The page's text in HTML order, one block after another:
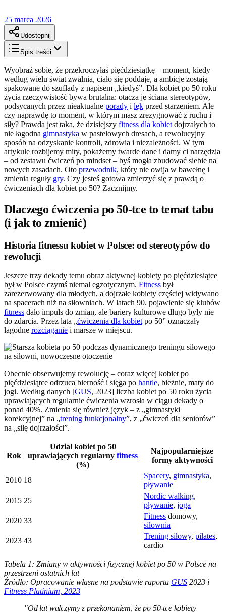
25 marca 2026
Udostępnij
Spis treści
Wyobraź sobie, że przekroczyłaś pięćdziesiątkę – moment, kiedy
według wielu świat zwalnia, ciało się poddaje, a ambicje zostają
spakowane do szuflady z napisem „kiedyś”. Dla kobiet po 50 roku
życia rzeczywistość bywa brutalna: otacza je ściana stereotypów,
podsycanych przez nieaktualne porady i lęk przed starzeniem. Ale
czy naprawdę to moment, w którym masz zrezygnować z ruchu i
siły? Prawda jest taka, że dzisiejszy fitness dla kobiet dojrzałych to
nie łagodna gimnastyka w pastelowych dresach, a rewolucyjny
sposób na odzyskanie kontroli, zdrowia i niezależności. W tym
artykule rozbijemy mity, pokażemy twarde dane i damy ci narzędzia
– od zestawu ćwiczeń po mindset – byś mogła zbudować siebie na
nowych zasadach. Oto przewodnik, który nie owija w bawełnę i
zmienia reguły gry. Czy jesteś gotowa zmierzyć się z prawdą o
ćwiczeniach dla kobiet po 50? Zacznijmy.
Dlaczego ćwiczenia po 50-tce to temat tabu
(i jak to zmienić)
Historia fitnessu kobiet w Polsce: od stereotypów do
rewolucji
Jeszcze trzy dekady temu obraz aktywnej kobiety po pięćdziesiątce
był w Polsce czymś niemal egzotycznym. Fitness był
zarezerwowany dla młodych, a dojrzałe kobiety częściej widywano
na spacerach niż na siłowniach. W latach 90. pojawienie się klubów
fitness dało impuls do zmian, ale bariery kulturowe długo były nie
do zdarcia. Przez lata „ćwiczenia dla kobiet po 50” oznaczały
łagodne rozciąganie i marsze w miejscu.
Obecnie obserwujemy rewolucję – coraz więcej kobiet po
pięćdziesiątce odrzuca bierność i sięga po hantle, bieżnie, maty do
jogi. Według danych [GUS, 2023] liczba kobiet po 50 roku życia
uprawiających regularnie ćwiczenia wzrosła w ciągu dekady o
ponad 40%. Zmienia się również język – z „gimnastyki
korekcyjnej” na „trening funkcjonalny”, z „ćwiczeń dla seniorów”
na „siłę dojrzałości”.
Rok
Udział kobiet po 50
uprawiających regularny fitness
(%)
Najpopularniejsze
formy aktywności
2010 18
Spacery, gimnastyka,
pływanie
2015 25
Nordic walking,
pływanie, joga
2020 33
Fitness domowy,
siłownia
2023 43
Trening siłowy, pilates,
cardio
Tabela 1: Zmiany w aktywności fizycznej kobiet po 50 w Polsce na
przestrzeni ostatnich lat
Źródło: Opracowanie własne na podstawie raportu GUS 2023 i
Fitness Platinium, 2023
"Od lat walczymy z przekonaniem, że po 50-tce kobiety